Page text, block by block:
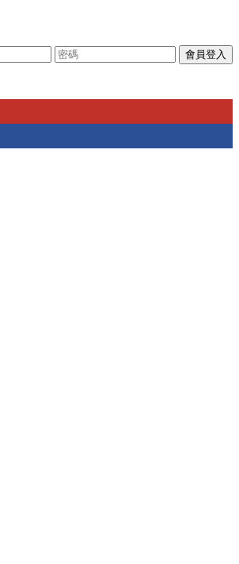
會員登入